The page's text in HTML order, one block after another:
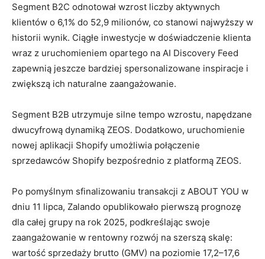
Segment B2C odnotował wzrost liczby aktywnych
klientów o 6,1% do 52,9 milionów, co stanowi najwyższy w
historii wynik. Ciągłe inwestycje w doświadczenie klienta
wraz z uruchomieniem opartego na AI Discovery Feed
zapewnią jeszcze bardziej spersonalizowane inspiracje i
zwiększą ich naturalne zaangażowanie.
Segment B2B utrzymuje silne tempo wzrostu, napędzane
dwucyfrową dynamiką ZEOS. Dodatkowo, uruchomienie
nowej aplikacji Shopify umożliwia połączenie
sprzedawców Shopify bezpośrednio z platformą ZEOS.
Po pomyślnym sfinalizowaniu transakcji z ABOUT YOU w
dniu 11 lipca, Zalando opublikowało pierwszą prognozę
dla całej grupy na rok 2025, podkreślając swoje
zaangażowanie w rentowny rozwój na szerszą skalę:
wartość sprzedaży brutto (GMV) na poziomie 17,2–17,6